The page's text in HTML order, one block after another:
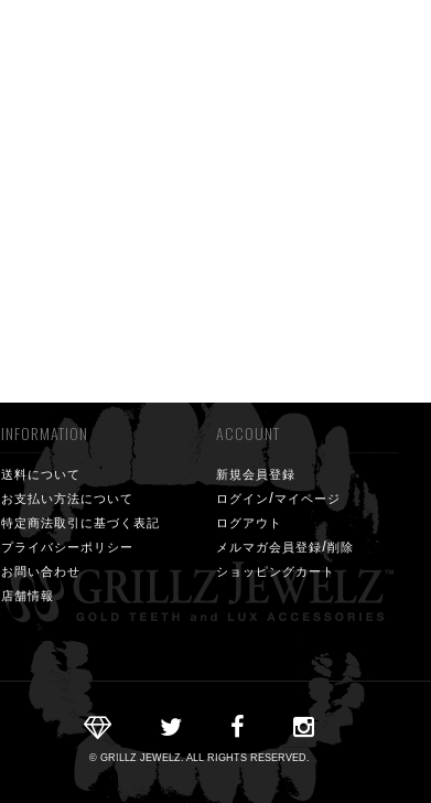
INFORMATION
送料について
お支払い方法について
特定商法取引に基づく表記
プライバシーポリシー
お問い合わせ
店舗情報
ACCOUNT
新規会員登録
ログイン/マイページ
ログアウト
メルマガ会員登録/削除
ショッピングカート
© GRILLZ JEWELZ. ALL RIGHTS RESERVED.